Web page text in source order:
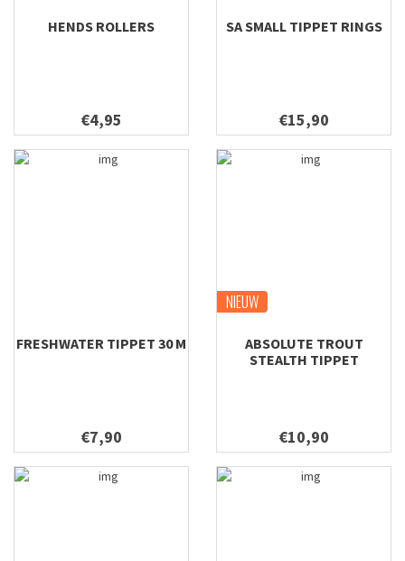
HENDS ROLLERS
€4,95
SA SMALL TIPPET RINGS
€15,90
FRESHWATER TIPPET 30 M
€7,90
NIEUW
ABSOLUTE TROUT
STEALTH TIPPET
€10,90